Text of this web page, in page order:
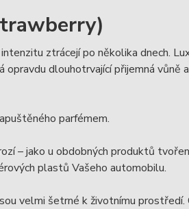
ztrácejí po několika dnech.
dlouhotrvající přijemná vůně
parfémem.
– jako u obdobných produktů
plastů Vašeho automobilu.
velmi šetrné k životnímu